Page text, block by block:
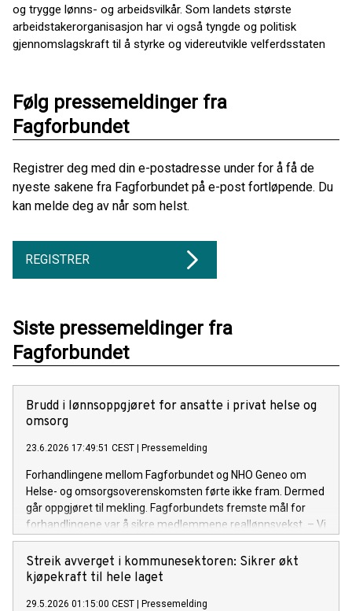
og trygge lønns- og arbeidsvilkår. Som landets største
arbeidstakerorganisasjon har vi også tyngde og politisk
gjennomslagskraft til å styrke og videreutvikle velferdsstaten
Følg pressemeldinger fra
Fagforbundet
Registrer deg med din e-postadresse under for å få de
nyeste sakene fra Fagforbundet på e-post fortløpende. Du
kan melde deg av når som helst.
REGISTRER
Siste pressemeldinger fra
Fagforbundet
Brudd i lønnsoppgjøret for ansatte i privat helse og
omsorg
23.6.2026 17:49:51 CEST | Pressemelding
Forhandlingene mellom Fagforbundet og NHO Geneo om
Helse- og omsorgsoverenskomsten førte ikke fram. Dermed
går oppgjøret til mekling. Fagforbundets fremste mål for
forhandlingene var å sikre medlemmene reallønnsvekst. – Vi
har møtt en arbeidsgiver som ikke var villig til å komme oss i
møte. Mange av våre medlemmer tjener lite, derfor var
reallønnsvekst et krystallklart krav fra oss. Et annet viktig
arbeidsgiver ikke gikk med på disse kravene, måtte det bli
Streik avverget i kommunesektoren: Sikrer økt
kjøpekraft til hele laget
29.5.2026 01:15:00 CEST | Pressemelding